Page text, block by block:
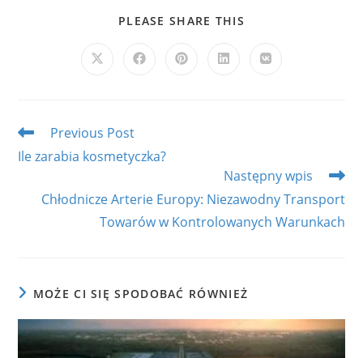
PLEASE SHARE THIS
Opens
Opens Opens Opens Opens
Read
more
articles
Previous Post
Ile zarabia kosmetyczka?
Następny wpis
Chłodnicze Arterie Europy: Niezawodny Transport
Towarów w Kontrolowanych Warunkach
MOŻE CI SIĘ SPODOBAĆ RÓWNIEŻ